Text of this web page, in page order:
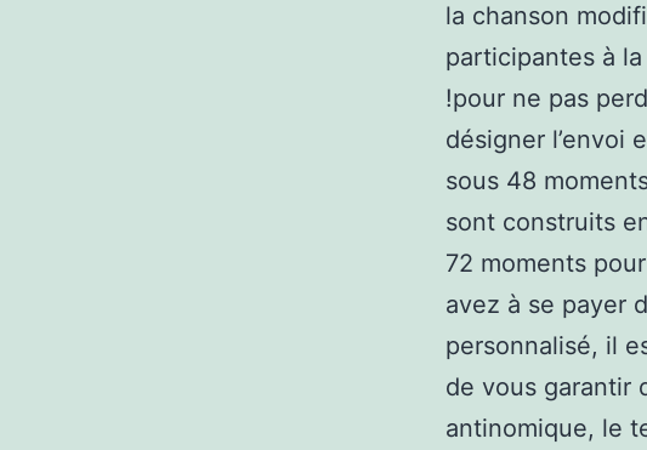
la chanson
participantes à
!pour ne pas
désigner l’envoi
sous 48
sont construits
72 moments
avez à se payer
personnalisé, il
de vous garantir
antinomique, le